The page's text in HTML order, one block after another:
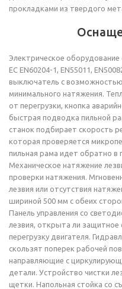
прокладками из твердого
Электрическое
ЕС EN60204-1, EN55011,
выключатель с
минимального натяжения.
от перегрузки, кнопка
быстрая подводка пильной
станок подбирает скорость
которая проверяется
пильная рама идет обратно в
Механическое натяжение
проверки натяжения.
лезвия или отсутствия
шириной 500 мм с обеих
Панель управления со
лезвия, открыта ли защитное
перегрузку двигателя.
скользят поперек рабочей
направляющие с
детали. Устройство чистки
щетки. Напольная стойка со